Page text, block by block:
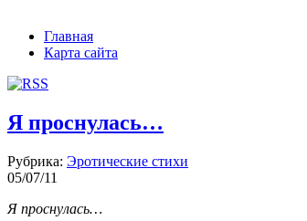
Главная
Карта сайта
Я проснулась…
Рубрика: Эротические стихи
05/07/11
Я проснулась…